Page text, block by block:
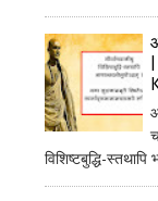
विशिष्टबुद्धि-